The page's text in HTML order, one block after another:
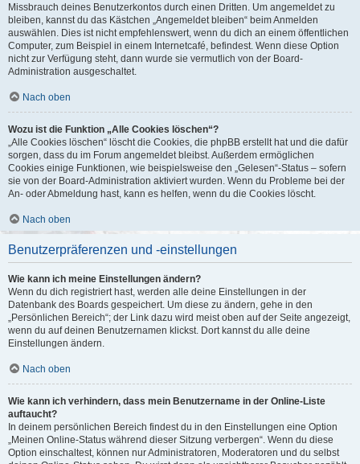
Missbrauch deines Benutzerkontos durch einen Dritten. Um angemeldet zu
bleiben, kannst du das Kästchen „Angemeldet bleiben“ beim Anmelden
auswählen. Dies ist nicht empfehlenswert, wenn du dich an einem öffentlichen
Computer, zum Beispiel in einem Internetcafé, befindest. Wenn diese Option
nicht zur Verfügung steht, dann wurde sie vermutlich von der Board-
Administration ausgeschaltet.
Nach oben
Wozu ist die Funktion „Alle Cookies löschen“?
„Alle Cookies löschen“ löscht die Cookies, die phpBB erstellt hat und die dafür
sorgen, dass du im Forum angemeldet bleibst. Außerdem ermöglichen
Cookies einige Funktionen, wie beispielsweise den „Gelesen“-Status – sofern
sie von der Board-Administration aktiviert wurden. Wenn du Probleme bei der
An- oder Abmeldung hast, kann es helfen, wenn du die Cookies löscht.
Nach oben
Benutzerpräferenzen und -einstellungen
Wie kann ich meine Einstellungen ändern?
Wenn du dich registriert hast, werden alle deine Einstellungen in der
Datenbank des Boards gespeichert. Um diese zu ändern, gehe in den
„Persönlichen Bereich“; der Link dazu wird meist oben auf der Seite angezeigt,
wenn du auf deinen Benutzernamen klickst. Dort kannst du alle deine
Einstellungen ändern.
Nach oben
Wie kann ich verhindern, dass mein Benutzername in der Online-Liste
auftaucht?
In deinem persönlichen Bereich findest du in den Einstellungen eine Option
„Meinen Online-Status während dieser Sitzung verbergen“. Wenn du diese
Option einschaltest, können nur Administratoren, Moderatoren und du selbst